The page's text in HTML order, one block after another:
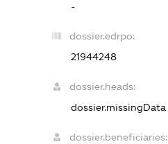
-
dossier.edrpo:
21944248
dossier.heads:
dossier.missingData
dossier.beneficiaries: